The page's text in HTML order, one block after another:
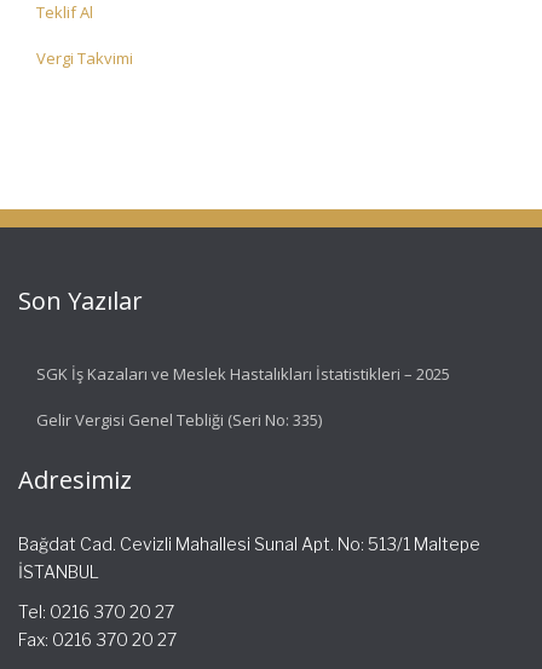
Teklif Al
Vergi Takvimi
Son Yazılar
SGK İş Kazaları ve Meslek Hastalıkları İstatistikleri – 2025
Gelir Vergisi Genel Tebliği (Seri No: 335)
Adresimiz
Bağdat Cad. Cevizli Mahallesi Sunal Apt. No: 513/1 Maltepe
İSTANBUL
Tel: 0216 370 20 27
Fax: 0216 370 20 27